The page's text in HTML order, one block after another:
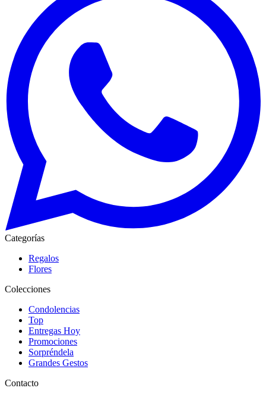
Categorías
Regalos
Flores
Colecciones
Condolencias
Top
Entregas Hoy
Promociones
Sorpréndela
Grandes Gestos
Contacto